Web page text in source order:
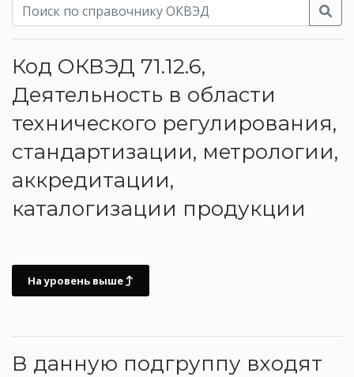
Код ОКВЭД 71.12.6,
Деятельность в области
технического регулирования,
стандартизации, метрологии,
аккредитации,
каталогизации продукции
На уровень выше
В данную подгруппу входят